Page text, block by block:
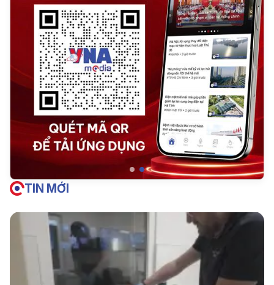
TIN MỚI